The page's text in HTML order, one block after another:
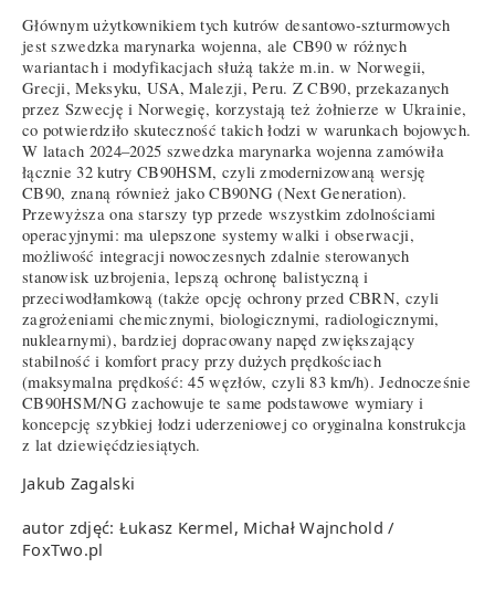
Głównym użytkownikiem tych kutrów desantowo-szturmowych
jest szwedzka marynarka wojenna, ale CB90 w różnych
wariantach i modyfikacjach służą także m.in. w Norwegii,
Grecji, Meksyku, USA, Malezji, Peru. Z CB90, przekazanych
przez Szwecję i Norwegię, korzystają też żołnierze w Ukrainie,
co potwierdziło skuteczność takich łodzi w warunkach bojowych.
W latach 2024–2025 szwedzka marynarka wojenna zamówiła
łącznie 32 kutry CB90HSM, czyli zmodernizowaną wersję
CB90, znaną również jako CB90NG (Next Generation).
Przewyższa ona starszy typ przede wszystkim zdolnościami
operacyjnymi: ma ulepszone systemy walki i obserwacji,
możliwość integracji nowoczesnych zdalnie sterowanych
stanowisk uzbrojenia, lepszą ochronę balistyczną i
przeciwodłamkową (także opcję ochrony przed CBRN, czyli
zagrożeniami chemicznymi, biologicznymi, radiologicznymi,
nuklearnymi), bardziej dopracowany napęd zwiększający
stabilność i komfort pracy przy dużych prędkościach
(maksymalna prędkość: 45 węzłów, czyli 83 km/h). Jednocześnie
CB90HSM/NG zachowuje te same podstawowe wymiary i
koncepcję szybkiej łodzi uderzeniowej co oryginalna konstrukcja
z lat dziewięćdziesiątych.
Jakub Zagalski
autor zdjęć: Łukasz Kermel, Michał Wajnchold /
FoxTwo.pl